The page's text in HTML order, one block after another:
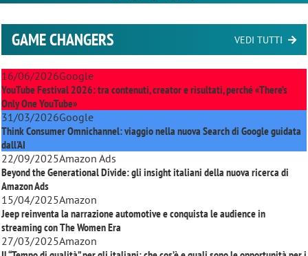
GAME CHANGERS VEDI TUTTI
16/06/2026Google
YouTube Festival 2026: tra contenuti, creator e risultati, perché «There’s
Only One YouTube»
31/03/2026Google
Think Consumer Omnichannel: viaggio nella nuova Search di Google guidata
dall'AI
22/09/2025Amazon Ads
Beyond the Generational Divide: gli insight italiani della nuova ricerca di
Amazon Ads
15/04/2025Amazon
Jeep reinventa la narrazione automotive e conquista le audience in
streaming conThe Women Era
27/03/2025Amazon